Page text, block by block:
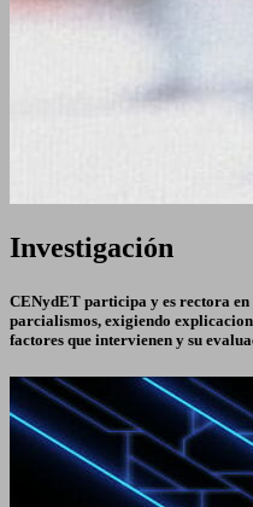
Investigación
CENydET participa y es rectora
parcialismos, exigiendo
factores que intervienen y su